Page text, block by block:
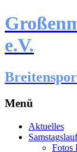
e.V.
Menü
Zum
Inhalt
Aktuelles
Fotos